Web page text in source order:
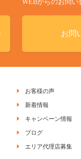
WEBからのお問い
お問
お客様の声
新着情報
キャンペーン情報
ブログ
エリア代理店募集